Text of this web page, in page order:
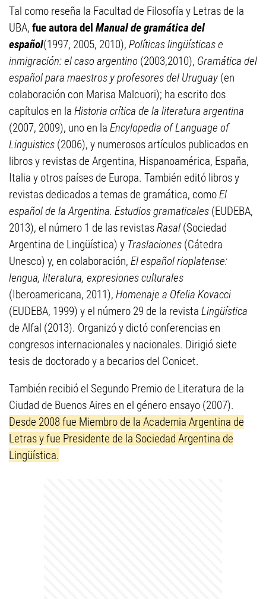
Tal como reseña la Facultad de Filosofía y Letras de la
UBA, fue autora del Manual de gramática del
español(1997, 2005, 2010), Políticas lingüísticas e
inmigración: el caso argentino (2003,2010), Gramática del
español para maestros y profesores del Uruguay (en
colaboración con Marisa Malcuori); ha escrito dos
capítulos en la Historia crítica de la literatura argentina
(2007, 2009), uno en la Encylopedia of Language of
Linguistics (2006), y numerosos artículos publicados en
libros y revistas de Argentina, Hispanoamérica, España,
Italia y otros países de Europa. También editó libros y
revistas dedicados a temas de gramática, comoEl
español de la Argentina. Estudios gramaticales (EUDEBA,
2013), el número 1 de las revistasRasal (Sociedad
Argentina de Lingüística) y Traslaciones (Cátedra
Unesco) y, en colaboración, El español rioplatense:
lengua, literatura, expresiones culturales
(Iberoamericana, 2011), Homenaje a Ofelia Kovacci
(EUDEBA, 1999) y el número 29 de la revista Lingüística
de Alfal (2013). Organizó y dictó conferencias en
congresos internacionales y nacionales. Dirigió siete
tesis de doctorado y a becarios del Conicet.
También recibió el Segundo Premio de Literatura de la
Ciudad de Buenos Aires en el género ensayo (2007).
Desde 2008 fue Miembro de la Academia Argentina de
Letras y fue Presidente de la Sociedad Argentina de
Lingüística.